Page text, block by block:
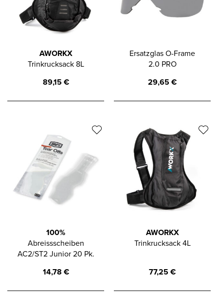
AWORKX
Trinkrucksack 8L
89,15€
Ersatzglas O-Frame
2.0 PRO
29,65€
100%
Abreissscheiben
AC2/ST2 Junior 20 Pk.
14,78 €
AWORKX
Trinkrucksack 4L
77,25€